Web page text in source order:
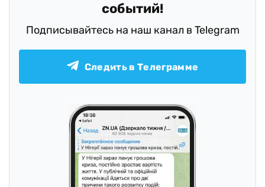
событий!
Подписывайтесь на наш канал в Telegram
Следить в Телеграмме